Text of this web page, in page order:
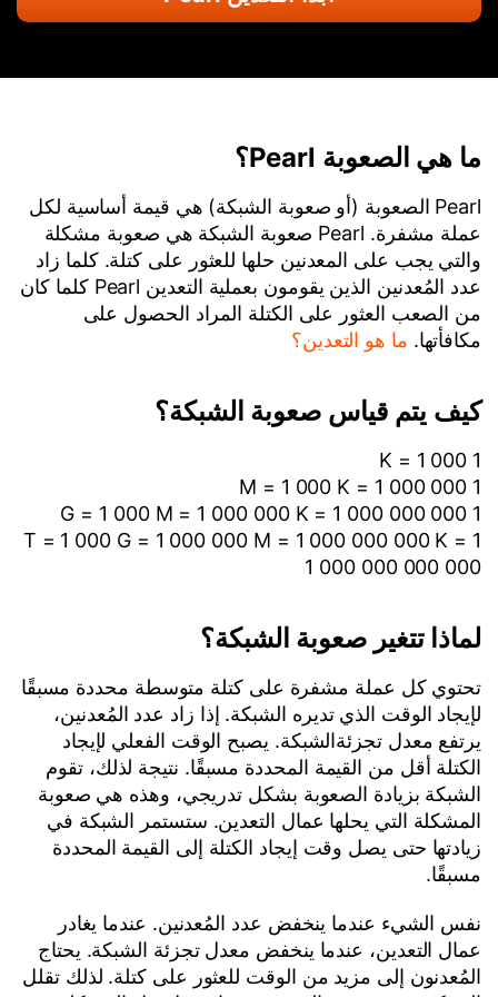
ما هي الصعوبة Pearl؟
Pearl الصعوبة (أو صعوبة الشبكة) هي قيمة أساسية لكل
عملة مشفرة. Pearl صعوبة الشبكة هي صعوبة مشكلة
والتي يجب على المعدنين حلها للعثور على كتلة. كلما زاد
عدد المُعدنين الذين يقومون بعملية التعدين Pearl كلما كان
من الصعب العثور على الكتلة المراد الحصول على
مكافأتها. ما هو التعدين؟
كيف يتم قياس صعوبة الشبكة؟
1 K = 1 000
1 M = 1 000 K = 1 000 000
1 G = 1 000 M = 1 000 000 K = 1 000 000 000
1 T = 1 000 G = 1 000 000 M = 1 000 000 000 K =
1 000 000 000 000
لماذا تتغير صعوبة الشبكة؟
تحتوي كل عملة مشفرة على كتلة متوسطة محددة مسبقًا
لإيجاد الوقت الذي تديره الشبكة. إذا زاد عدد المُعدنين،
يرتفع معدل تجزئةالشبكة. يصبح الوقت الفعلي لإيجاد
الكتلة أقل من القيمة المحددة مسبقًا. نتيجة لذلك، تقوم
الشبكة بزيادة الصعوبة بشكل تدريجي، وهذه هي صعوبة
المشكلة التي يحلها عمال التعدين. ستستمر الشبكة في
زيادتها حتى يصل وقت إيجاد الكتلة إلى القيمة المحددة
مسبقًا.
نفس الشيء عندما ينخفض عدد المُعدنين. عندما يغادر
عمال التعدين، عندما ينخفض معدل تجزئة الشبكة. يحتاج
المُعدنون إلى مزيد من الوقت للعثور على كتلة. لذلك تقلل